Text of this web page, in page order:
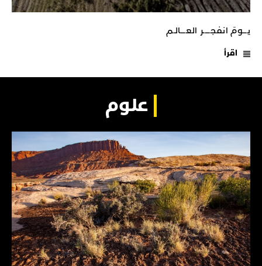
يـــومَ انفجـــــر العــــالـم
اقرأ
علوم